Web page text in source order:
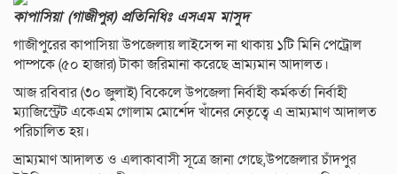
কাপাসিয়া (গাজীপুর) প্রতিনিধিঃ এসএম মাসুদ
গাজীপুরের কাপাসিয়া উপজেলায় লাইসেন্স না থাকায় ১টি মিনি পেট্রোল
পাম্পকে (৫০ হাজার) টাকা জরিমানা করেছে ভ্রাম্যমান আদালত।
আজ রবিবার (৩০ জুলাই) বিকেলে উপজেলা নির্বাহী কর্মকর্তা নির্বাহী
ম্যাজিস্ট্রেট একেএম গোলাম মোর্শেদ খাঁনের নেতৃত্বে এ ভ্রাম্যমাণ আদালত
পরিচালিত হয়।
ভ্রাম্যমাণ আদালত ও এলাকাবাসী সূত্রে জানা গেছে,উপজেলার চাঁদপুর